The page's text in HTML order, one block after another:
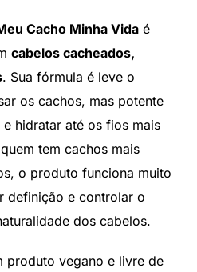
Cacho Minha Vida é
cabelos cacheados,
. Sua fórmula é leve o
os cachos, mas potente
hidratar até os fios mais
tem cachos mais
o produto funciona muito
definição e controlar o
dos cabelos.
produto vegano e livre de